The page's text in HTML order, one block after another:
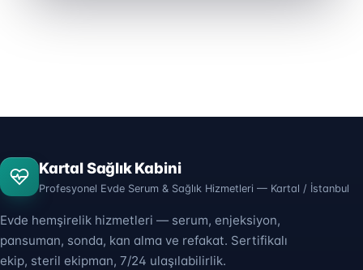
Kartal Sağlık Kabini
Profesyonel Evde Serum & Sağlık Hizmetleri — Kartal / İstanbul
Evde hemşirelik hizmetleri — serum, enjeksiyon,
pansuman, sonda, kan alma ve refakat. Sertifikalı
ekip, steril ekipman, 7/24 ulaşılabilirlik.